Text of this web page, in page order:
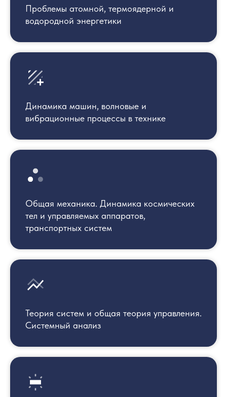
Проблемы атомной, термоядерной и
водородной энергетики
Динамика машин, волновые и
вибрационные процессы в технике
Общая механика. Динамика космических
тел и управляемых аппаратов,
транспортных систем
Теория систем и общая теория управления.
Системный анализ